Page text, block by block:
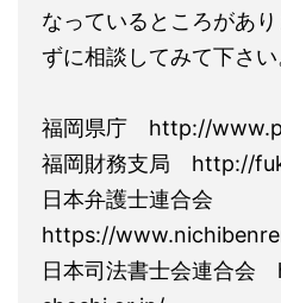
なっているところがあ
ずに相談してみて下さい
福岡県庁 http://
福岡財務支局 http://
日本弁護士連合会
https://
日本司法書士会連合